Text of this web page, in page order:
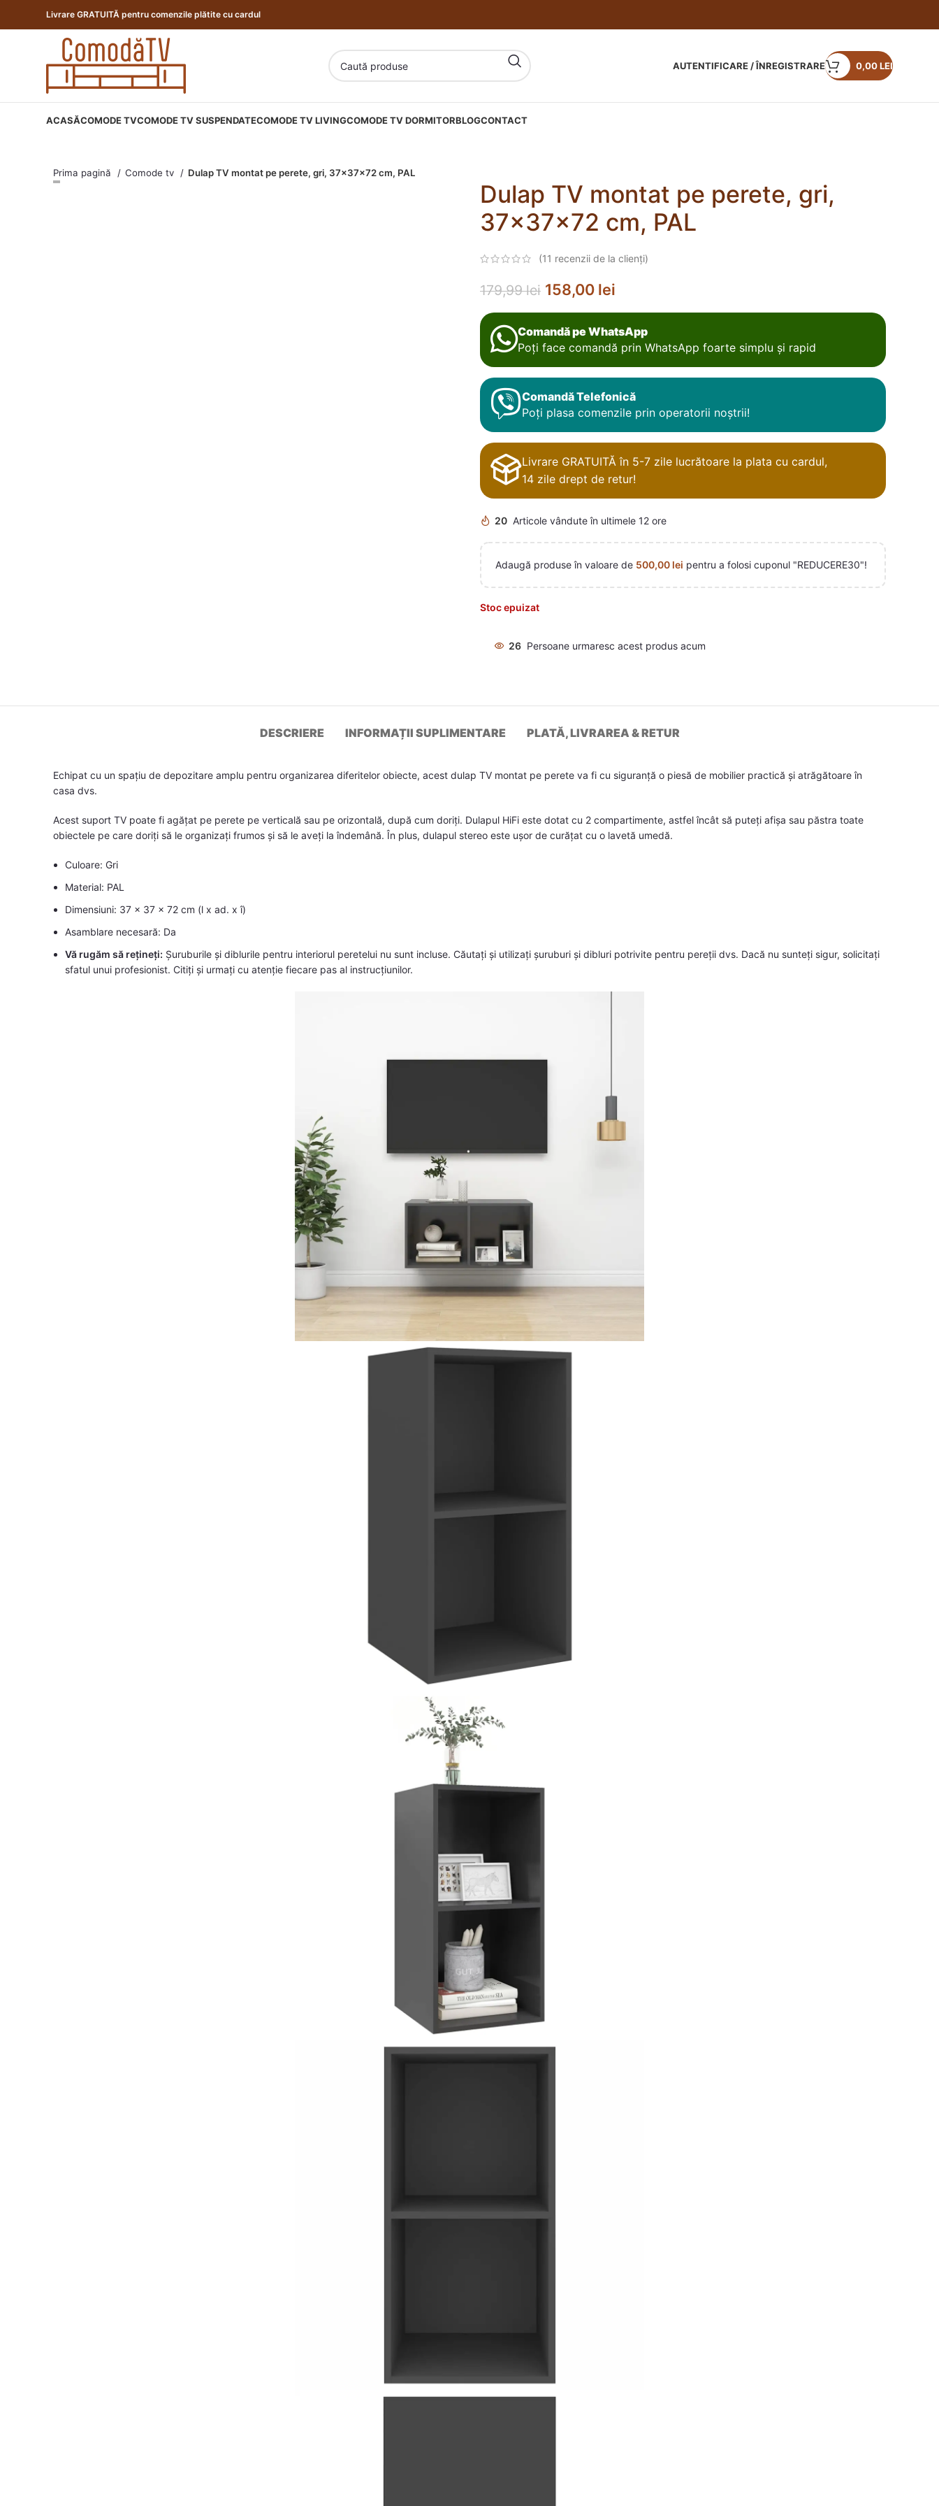
Livrare GRATUITĂ pentru comenzile plătite cu cardul
AUTENTIFICARE / ÎNREGISTRARE 0,00LEI
ACASĂCOMODE TVCOMODE TV SUSPENDATECOMODE TV LIVINGCOMODE TV DORMITORBLOGCONTACT
Prima pagină Comode tv Dulap TV montat pe perete, gri, 37x37x72 cm, PAL
Dulap TV montat pe perete, gri,
37x37x72 cm, PAL
(11 recenzii de la clienți)
179,99lei 158,00 lei
Comandă pe WhatsApp
Poți face comandă prin WhatsApp foarte simplu și rapid
Comandă Telefonică
Poți plasa comenzile prin operatorii noștrii!
Livrare GRATUITĂ în 5-7 zile lucrătoare la plata cu cardul,
14 zile drept de retur!
20 Articole vândute în ultimele 12 ore
Adaugă produse în valoare de 500,00 lei pentru a folosi cuponul "REDUCERE30"!
Stoc epuizat
26 Persoane urmaresc acest produs acum
DESCRIERE INFORMAȚII SUPLIMENTARE PLATĂ, LIVRAREA & RETUR
Echipat cu un spațiu de depozitare amplu pentru organizarea diferitelor obiecte, acest dulap TV montat pe perete va fi cu siguranță o piesă de mobilier practică și atrăgătoare în
casa dvs.
Acest suport TV poate fi agățat pe perete pe verticală sau pe orizontală, după cum doriți. Dulapul HiFi este dotat cu 2 compartimente, astfel încât să puteți afișa sau păstra toate
obiectele pe care doriți să le organizați frumos și să le aveți la îndemână. În plus, dulapul stereo este ușor de curățat cu o lavetă umedă.
Culoare: Gri
Material: PAL
Dimensiuni: 37 x 37 x 72 cm (l x ad. x î)
Asamblare necesară: Da
Vă rugăm să rețineți: Șuruburile și diblurile pentru interiorul peretelui nu sunt incluse. Căutați și utilizați șuruburi și dibluri potrivite pentru pereții dvs. Dacă nu sunteți sigur, solicitați
sfatul unui profesionist. Citiți și urmați cu atenție fiecare pas al instrucțiunilor.